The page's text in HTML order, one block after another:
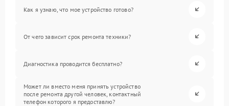
Как я узнаю, что мое устройство готово?
От чего зависит срок ремонта техники?
Диагностика проводится бесплатно?
Может ли вместо меня принять устройство
после ремонта другой человек, контактный
телефон которого я предоставлю?